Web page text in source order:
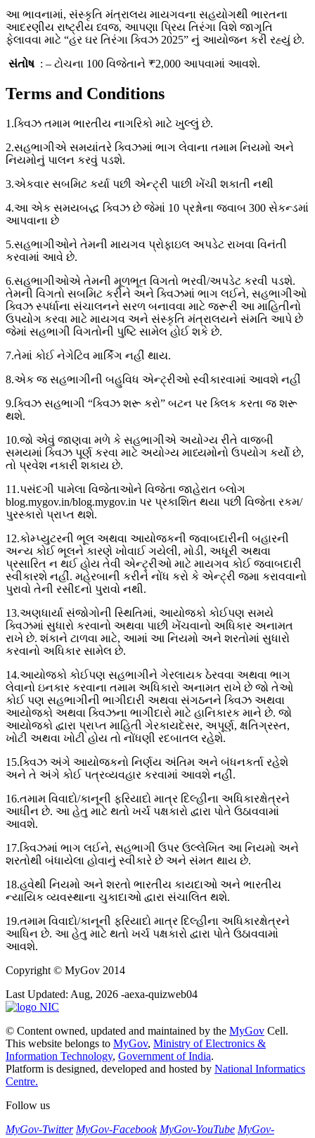
આ ભાવનામાં, સંસ્કૃતિ મંત્રાલય માયગવના સહયોગથી ભારતના
આદરણીય રાષ્ટ્રીય ધ્વજ, આપણા પ્રિય તિરંગા વિશે જાગૃતિ
ફેલાવવા માટે “હર ઘર તિરંગા ક્વિઝ 2025” નું આયોજન કરી રહ્યું છે.
સંતોષ : – ટોચના 100 વિજેતાને ₹2,000 આપવામાં આવશે.
Terms and Conditions
1.ક્વિઝ તમામ ભારતીય નાગરિકો માટે ખુલ્લું છે.
2.સહભાગીએ સમયાંતરે ક્વિઝમાં ભાગ લેવાના તમામ નિયમો અને
નિયમોનું પાલન કરવું પડશે.
3.એકવાર સબમિટ કર્યા પછી એન્ટ્રી પાછી ખેંચી શકાતી નથી
4.આ એક સમયબદ્ધ ક્વિઝ છે જેમાં 10 પ્રશ્નોના જવાબ 300 સેકન્ડમાં
આપવાના છે
5.સહભાગીઓને તેમની માયગવ પ્રોફાઇલ અપડેટ રાખવા વિનંતી
કરવામાં આવે છે.
6.સહભાગીઓએ તેમની મૂળભૂત વિગતો ભરવી/અપડેટ કરવી પડશે.
તેમની વિગતો સબમિટ કરીને અને ક્વિઝમાં ભાગ લઈને, સહભાગીઓ
ક્વિઝ સ્પર્ધાના સંચાલનને સરળ બનાવવા માટે જરૂરી આ માહિતીનો
ઉપયોગ કરવા માટે માયગવ અને સંસ્કૃતિ મંત્રાલયને સંમતિ આપે છે
જેમાં સહભાગી વિગતોની પુષ્ટિ સામેલ હોઈ શકે છે.
7.તેમાં કોઈ નેગેટિવ માર્કિંગ નહીં થાય.
8.એક જ સહભાગીની બહુવિધ એન્ટ્રીઓ સ્વીકારવામાં આવશે નહીં
9.ક્વિઝ સહભાગી “ક્વિઝ શરૂ કરો” બટન પર ક્લિક કરતા જ શરૂ
થશે.
10.જો એવું જાણવા મળે કે સહભાગીએ અયોગ્ય રીતે વાજબી
સમયમાં ક્વિઝ પૂર્ણ કરવા માટે અયોગ્ય માધ્યમોનો ઉપયોગ કર્યો છે,
તો પ્રવેશ નકારી શકાય છે.
11.પસંદગી પામેલા વિજેતાઓને વિજેતા જાહેરાત બ્લોગ
blog.mygov.in/blog.mygov.in પર પ્રકાશિત થયા પછી વિજેતા રકમ/
પુરસ્કારો પ્રાપ્ત થશે.
12.કોમ્પ્યુટરની ભૂલ અથવા આયોજકની જવાબદારીની બહારની
અન્ય કોઈ ભૂલને કારણે ખોવાઈ ગયેલી, મોડી, અધૂરી અથવા
પ્રસારિત ન થઈ હોય તેવી એન્ટ્રીઓ માટે માયગવ કોઈ જવાબદારી
સ્વીકારશે નહીં. મહેરબાની કરીને નોંધ કરો કે એન્ટ્રી જમા કરાવવાનો
પુરાવો તેની રસીદનો પુરાવો નથી.
13.અણધાર્યા સંજોગોની સ્થિતિમાં, આયોજકો કોઈપણ સમયે
ક્વિઝમાં સુધારો કરવાનો અથવા પાછી ખેંચવાનો અધિકાર અનામત
રાખે છે. શંકાને ટાળવા માટે, આમાં આ નિયમો અને શરતોમાં સુધારો
કરવાનો અધિકાર સામેલ છે.
14.આયોજકો કોઈપણ સહભાગીને ગેરલાયક ઠેરવવા અથવા ભાગ
લેવાનો ઇનકાર કરવાના તમામ અધિકારો અનામત રાખે છે જો તેઓ
કોઈ પણ સહભાગીની ભાગીદારી અથવા સંગઠનને ક્વિઝ અથવા
આયોજકો અથવા ક્વિઝના ભાગીદારો માટે હાનિકારક માને છે. જો
આયોજકો દ્વારા પ્રાપ્ત માહિતી ગેરકાયદેસર, અપૂર્ણ, ક્ષતિગ્રસ્ત,
ખોટી અથવા ખોટી હોય તો નોંધણી રદબાતલ રહેશે.
15.ક્વિઝ અંગે આયોજકનો નિર્ણય અંતિમ અને બંધનકર્તા રહેશે
અને તે અંગે કોઈ પત્રવ્યવહાર કરવામાં આવશે નહીં.
16.તમામ વિવાદો/કાનૂની ફરિયાદો માત્ર દિલ્હીના અધિકારક્ષેત્રને
આધીન છે. આ હેતુ માટે થતો ખર્ચ પક્ષકારો દ્વારા પોતે ઉઠાવવામાં
આવશે.
17.ક્વિઝમાં ભાગ લઈને, સહભાગી ઉપર ઉલ્લેખિત આ નિયમો અને
શરતોથી બંધાયેલા હોવાનું સ્વીકારે છે અને સંમત થાય છે.
18.હવેથી નિયમો અને શરતો ભારતીય કાયદાઓ અને ભારતીય
ન્યાયિક વ્યવસ્થાના ચુકાદાઓ દ્વારા સંચાલિત થશે.
19.તમામ વિવાદો/કાનૂની ફરિયાદો માત્ર દિલ્હીના અધિકારક્ષેત્રને
આધિન છે. આ હેતુ માટે થતો ખર્ચ પક્ષકારો દ્વારા પોતે ઉઠાવવામાં
આવશે.
Copyright © MyGov 2014
Last Updated: Aug, 2026 -aexa-quizweb04
© Content owned, updated and maintained by the MyGov Cell.
This website belongs to MyGov, Ministry of Electronics &
Information Technology, Government of India.
Platform is designed, developed and hosted by National Informatics
Centre.
Follow us
MyGov-Twitter MyGov-Facebook MyGov-YouTube MyGov-